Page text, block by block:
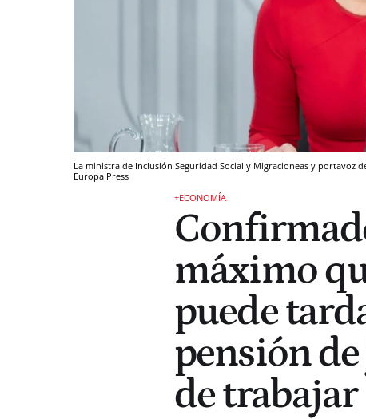
La ministra de Inclusión Seguridad Social y Migracioneas y portavoz
Europa Press
+ECONOMÍA
máximo
puede
pensión
de trabajar